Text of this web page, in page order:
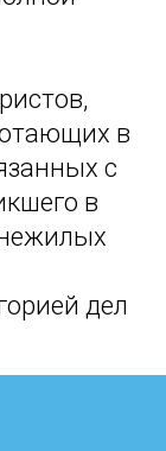
в
с
в
дел